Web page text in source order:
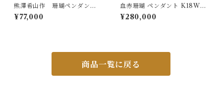
熊澤希山作 珊瑚ペンダント p
d-39
¥77,000
血赤珊瑚 ペンダント K18WG
0.14ct
¥280,000
商品一覧に戻る